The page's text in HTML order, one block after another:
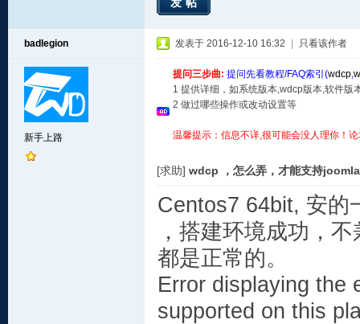
badlegion
新手上路
发表于 2016-12-10 16:32 只看该作者
提问三步曲: 提问先看教程/FAQ索引(wdcp,
1 提供详细，如系统版本,wdcp版本,软件版
2 做过哪些操作或改动设置等
温馨提示：信息不详,很可能会没人理你！
[求助] wdcp ，怎么弄，才能支持
Centos7 64bit, 安的
，搭建环境成功，
都是正常的。
Error displaying the
supported on this